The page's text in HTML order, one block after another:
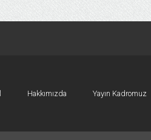
Hakkımızda Yayın Kadromuz